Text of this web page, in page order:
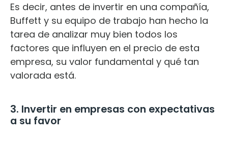
Es decir, antes de invertir en una compañía,
Buffett y su equipo de trabajo han hecho la
tarea de analizar muy bien todos los
factores que influyen en el precio de esta
empresa, su valor fundamental y qué tan
valorada está.
3. Invertir en empresas con expectativas
a su favor